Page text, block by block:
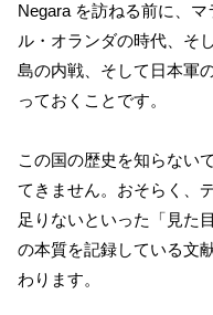
Negara を訪ねる前に、
ル・オランダの時代、そ
島の内戦、そして日本軍
っておくことです。
この国の歴史を知らない
てきません。おそらく、
足りないといった「見た
の本質を記録している文
わります。